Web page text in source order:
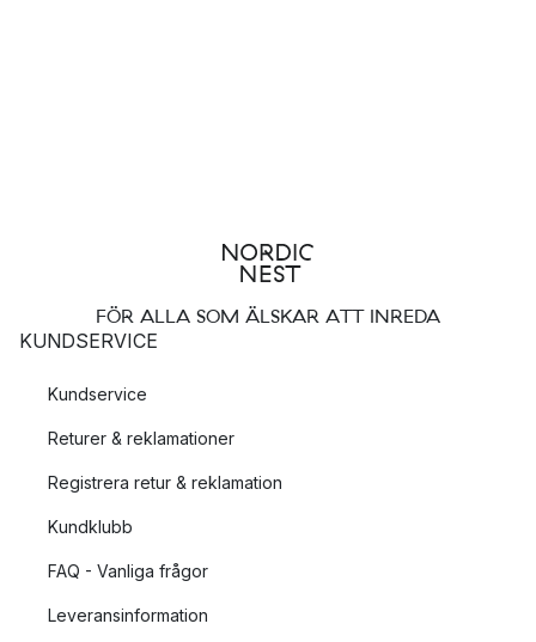
FÖR ALLA SOM ÄLSKAR ATT INREDA
KUNDSERVICE
Kundservice
Returer & reklamationer
Registrera retur & reklamation
Kundklubb
FAQ - Vanliga frågor
Leveransinformation